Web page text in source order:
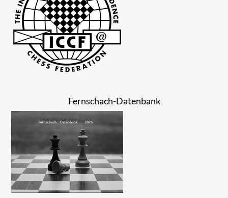
Fernschach-Datenbank